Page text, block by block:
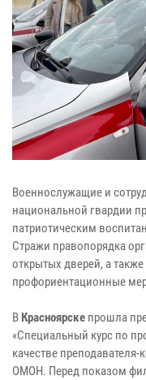
Военнослужащие и
национальной гвардии
патриотическим
Стражи правопорядка
открытых дверей, а
профориентационные
В Красноярске прошла
«Специальный курс по
качестве преподавателя-
ОМОН. Перед показом